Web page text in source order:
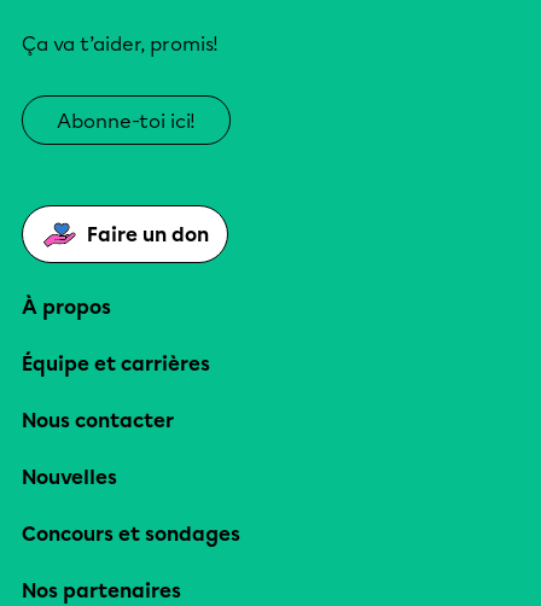
Ça va t’aider, promis!
Abonne-toi ici!
Faire un don
À propos
Équipe et carrières
Nous contacter
Nouvelles
Concours et sondages
Nos partenaires